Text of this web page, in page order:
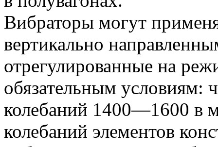
Вибраторы могут
вертикально
отрегулированные на
обязательным условиям:
колебаний 1400—1600 в
колебаний элементов